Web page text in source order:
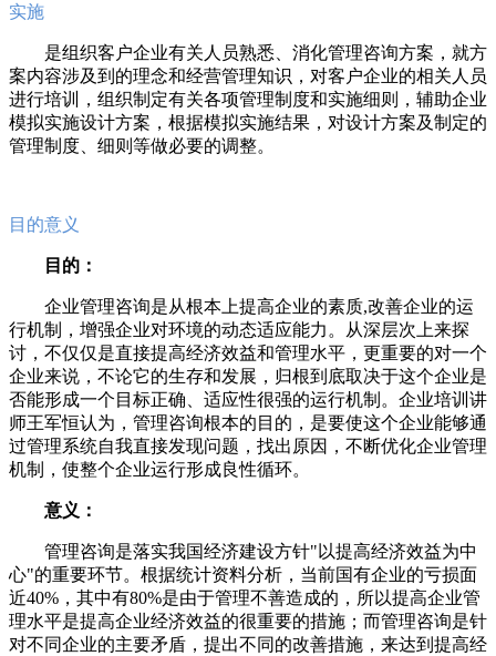
实施
是组织客户企业有关人员熟悉、消化管理咨询方案，就方
案内容涉及到的理念和经营管理知识，对客户企业的相关人员
进行培训，组织制定有关各项管理制度和实施细则，辅助企业
模拟实施设计方案，根据模拟实施结果，对设计方案及制定的
管理制度、细则等做必要的调整。
目的意义
目的：
企业管理咨询是从根本上提高企业的素质,改善企业的运
行机制，增强企业对环境的动态适应能力。从深层次上来探
讨，不仅仅是直接提高经济效益和管理水平，更重要的对一个
企业来说，不论它的生存和发展，归根到底取决于这个企业是
否能形成一个目标正确、适应性很强的运行机制。企业培训讲
师王军恒认为，管理咨询根本的目的，是要使这个企业能够通
过管理系统自我直接发现问题，找出原因，不断优化企业管理
机制，使整个企业运行形成良性循环。
意义：
管理咨询是落实我国经济建设方针"以提高经济效益为中
心"的重要环节。根据统计资料分析，当前国有企业的亏损面
近40%，其中有80%是由于管理不善造成的，所以提高企业管
理水平是提高企业经济效益的很重要的措施；而管理咨询是针
对不同企业的主要矛盾，提出不同的改善措施，来达到提高经